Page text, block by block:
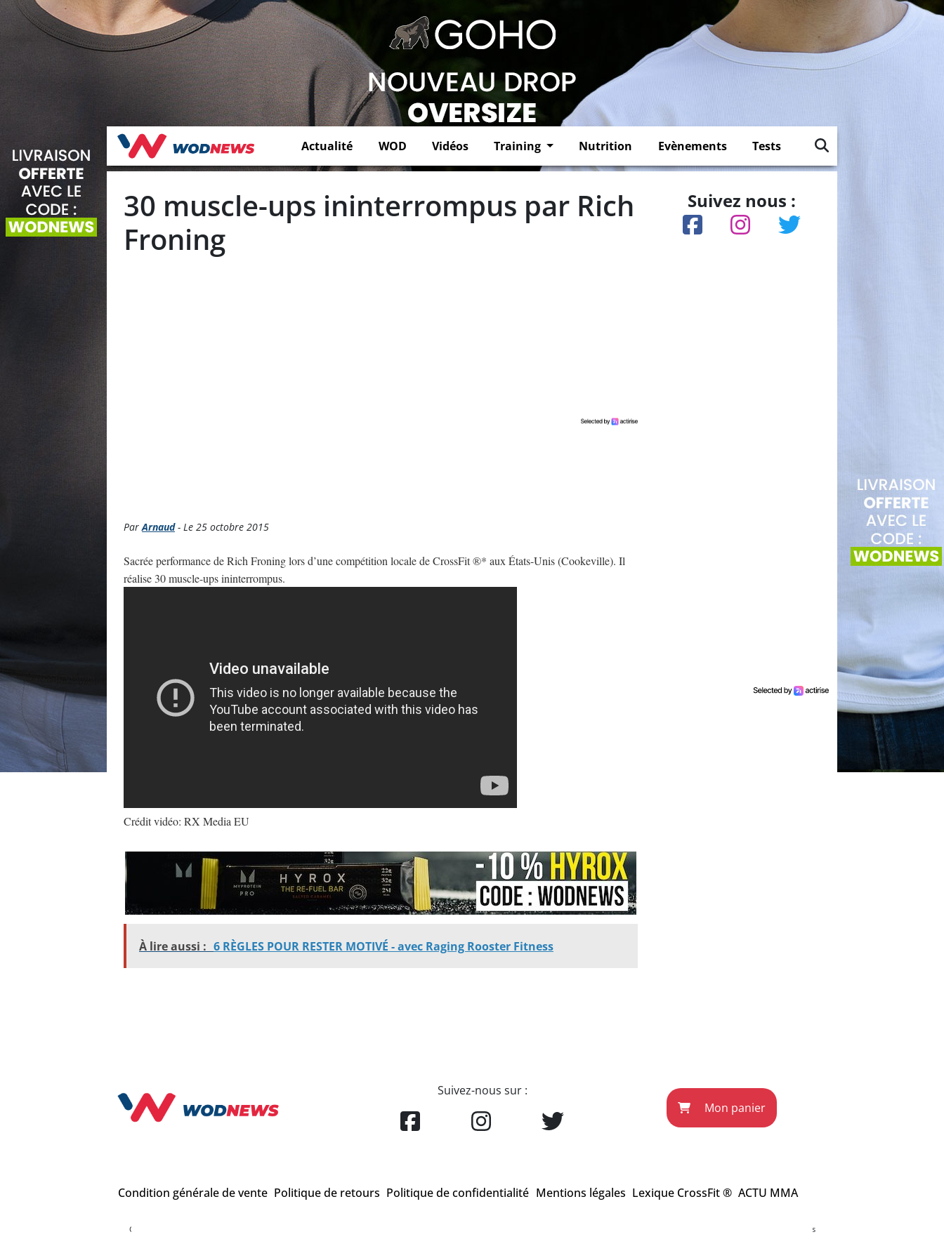
Actualité WOD Vidéos Training Nutrition Evènements Tests
30 muscle-ups ininterrompus par Rich
Froning
ParArnaud- Le 25 octobre 2015
Sacrée performance de Rich Froning lors d’une compétition locale de CrossFit ®* aux États-Unis (Cookeville). Il
réalise 30 muscle-ups ininterrompus.
Crédit vidéo: RX Media EU
À lire aussi : 6 RÈGLES POUR RESTER MOTIVÉ - avec Raging Rooster Fitness
Suivez nous :
Suivez-nous sur :
Mon panier
Condition générale de vente Politique de retours Politique de confidentialité Mentions légales Lexique CrossFit ® ACTU MMA
COPYRIGHT © WODNEWS 2022 - *CrossFit® est une marque enregistrée qui appartient à la société CrossFit® Inc. et qui n'a aucun lien avec l'éditeur du site wodnews.com. Les informations